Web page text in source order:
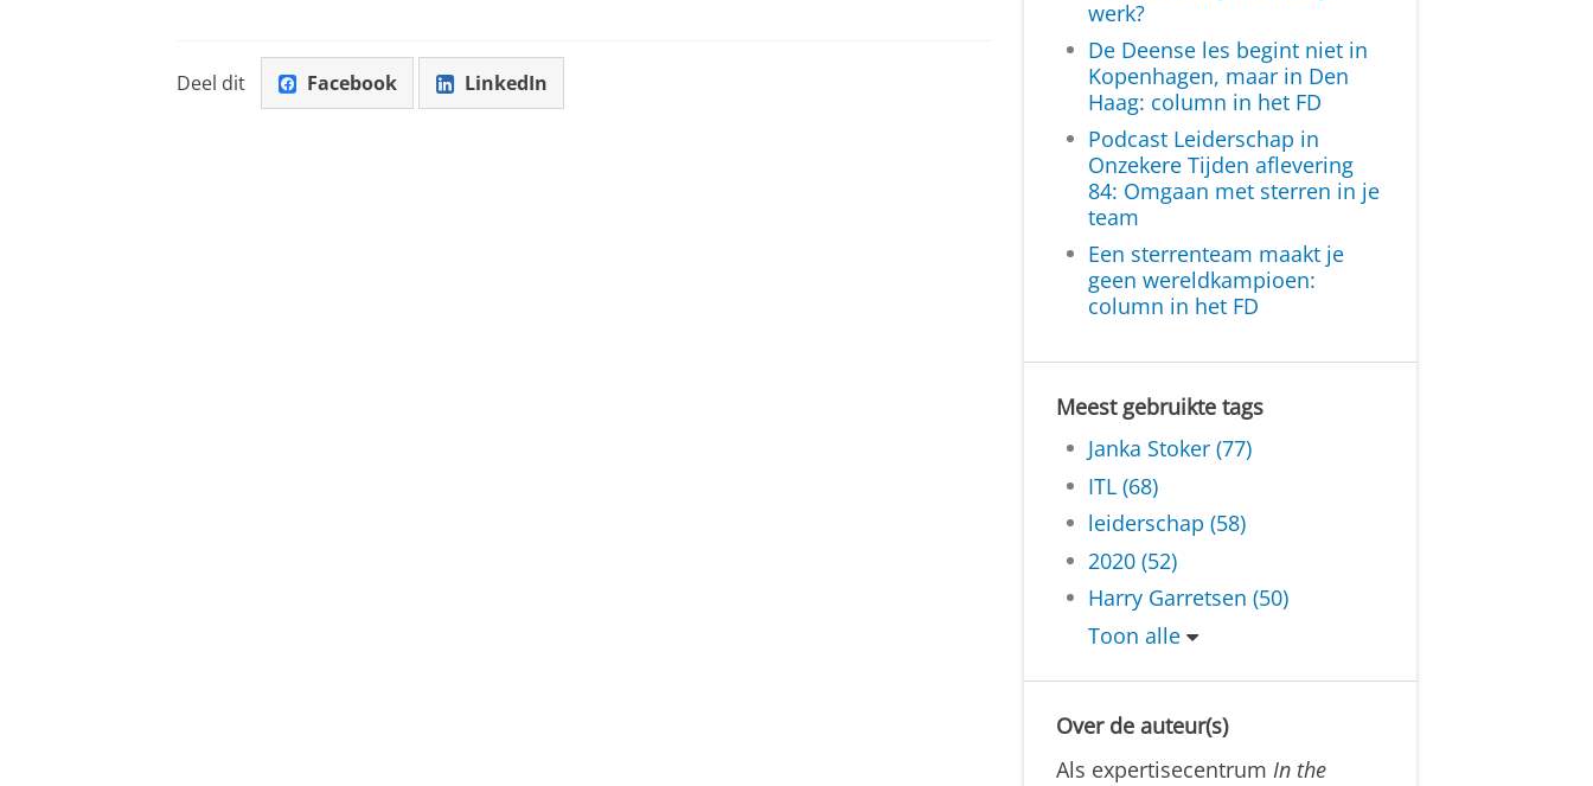
Deel dit Facebook LinkedIn
werk?
De Deense les begint niet in
Kopenhagen, maar in Den
Haag: column in het FD
Podcast Leiderschap in
Onzekere Tijden aflevering
84: Omgaan met sterren in je
team
Een sterrenteam maakt je
geen wereldkampioen:
column in het FD
Meest gebruikte tags
Janka Stoker (77)
ITL (68)
leiderschap (58)
2020 (52)
Harry Garretsen (50)
Toon alle
Over de auteur(s)
Als expertisecentrumIn the